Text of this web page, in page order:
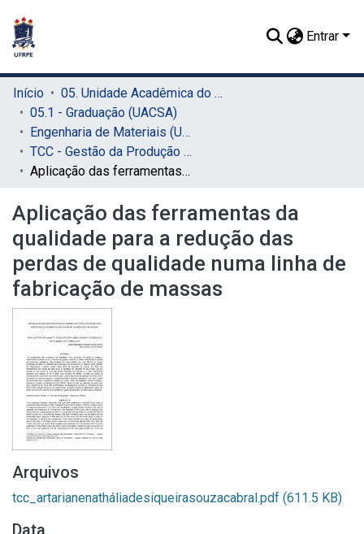
Entrar
Início
05. Unidade Acadêmica do Cabo de Santo Agostinho (UACSA)
05.1 - Graduação (UACSA)
Engenharia de Materiais (UACSA)
TCC - Gestão da Produção Industrial (UACSA)
Aplicação das ferramentas da qualidade para a redução das perdas de qualidade numa linha de fabricação de massas
Aplicação das ferramentas da
qualidade para a redução das
perdas de qualidade numa linha de
fabricação de massas
Arquivos
tcc_artarianenatháliadesiqueirasouzacabral.pdf (611.5 KB)
Data